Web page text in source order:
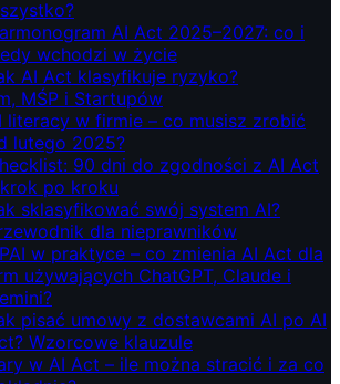
AI Act 2025–2027: co i
wchodzi w życie
AI Act klasyfikuje ryzyko?
MŚP i Startupów
literacy w firmie – co musisz zrobić
lutego 2025?
90 dni do zgodności z AI Act
po kroku
sklasyfikować swój system AI?
dla nieprawników
w praktyce – co zmienia AI Act dla
używających ChatGPT, Claude i
pisać umowy z dostawcami AI po AI
Wzorcowe klauzule
w AI Act – ile można stracić i za co